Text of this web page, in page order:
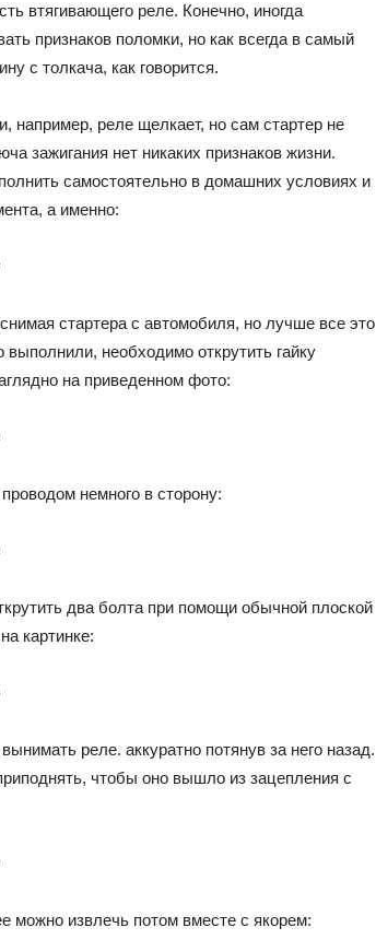
ВАЗ
втягивающего реле. Конечно, иногда
признаков поломки, но как всегда в самый
с толкача, как говорится.
например, реле щелкает, но сам стартер не
зажигания нет никаких признаков жизни.
самостоятельно в домашних условиях и
а именно:
стартера с автомобиля, но лучше все это
необходимо открутить гайку
на приведенном фото:
немного в сторону:
два болта при помощи обычной плоской
картинке:
реле. аккуратно потянув за него назад.
чтобы оно вышло из зацепления с
можно извлечь потом вместе с якорем: